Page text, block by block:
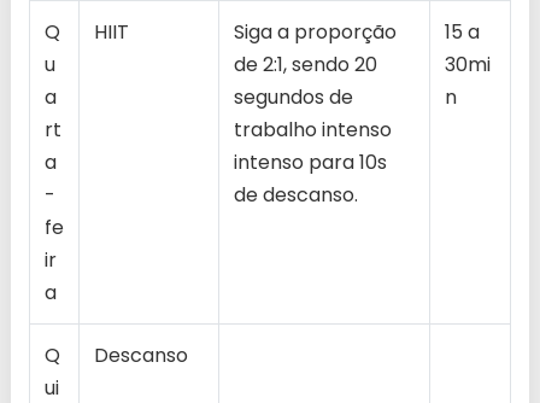
Q
u
a
rt
a
-
fe
ir
a
HIIT
Siga a proporção
de 2:1, sendo 20
segundos de
trabalho intenso
intenso para 10s
de descanso.
15 a
30mi
n
Q
ui
Descanso